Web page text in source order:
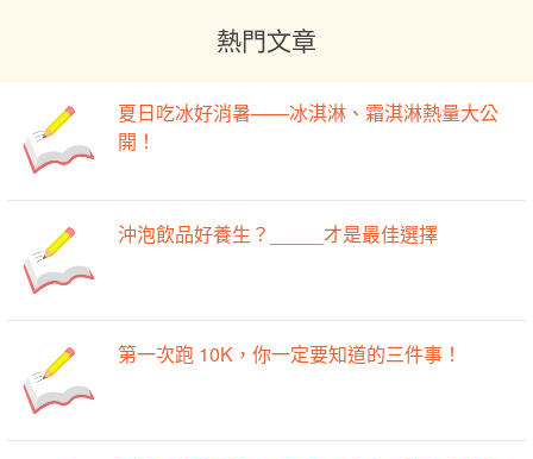
熱門文章
夏日吃冰好消暑——冰淇淋、霜淇淋熱量大公
開！
沖泡飲品好養生？_____才是最佳選擇
第一次跑 10K，你一定要知道的三件事！